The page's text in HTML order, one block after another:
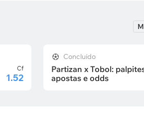
Cf
1.52
Concluído
Partizan x Tobol:
apostas e odds